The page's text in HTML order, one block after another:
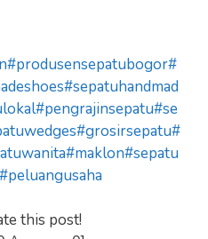
#produsensepatubogor#
#sepatuhandmad
#pengrajinsepatu#se
#grosirsepatu#
#maklon#sepatu
#peluangusaha
this post!